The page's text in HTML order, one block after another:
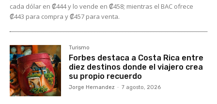
cada dólar en ₡444 y lo vende en ₡458; mientras el BAC ofrece
₡443 para compra y ₡457 para venta.
Turismo
Forbes destaca a Costa Rica entre
diez destinos donde el viajero crea
su propio recuerdo
Jorge Hernandez - 7 agosto, 2026